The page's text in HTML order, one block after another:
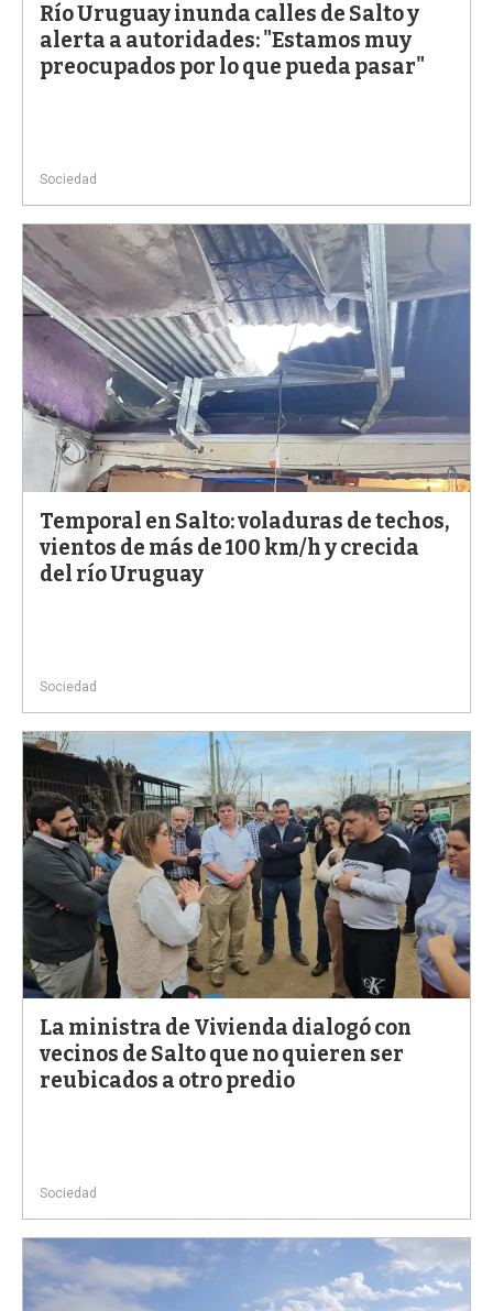
Río Uruguay inunda calles de Salto y
alerta a autoridades: "Estamos muy
preocupados por lo que pueda pasar"
Sociedad
Temporal en Salto: voladuras de techos,
vientos de más de 100 km/h y crecida
del río Uruguay
Sociedad
La ministra de Vivienda dialogó con
vecinos de Salto que no quieren ser
reubicados a otro predio
Sociedad